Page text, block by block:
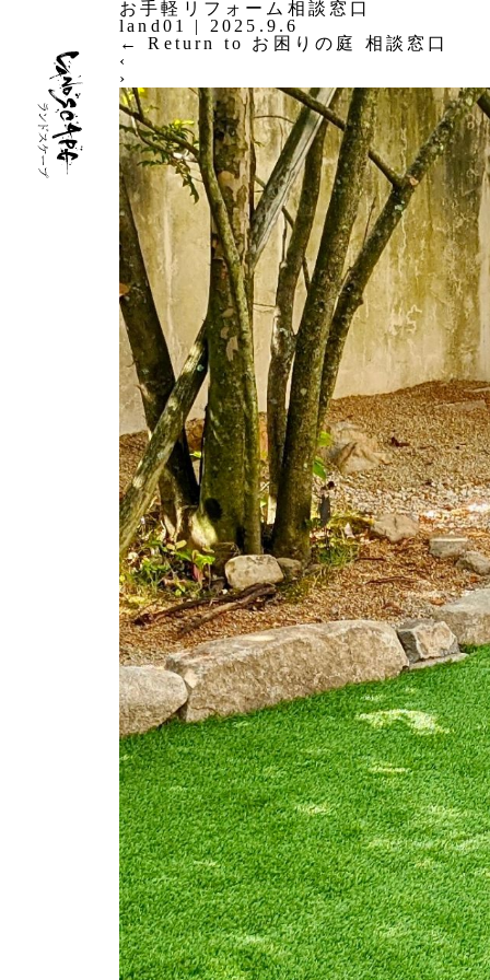
お手軽リフォーム相談窓口
land01
| 2025.9.6
←
Return to お困りの庭 相談窓口
‹
›